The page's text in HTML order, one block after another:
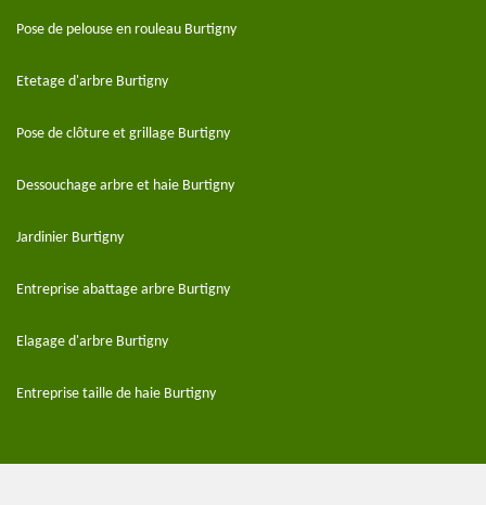
Pose de pelouse en rouleau Burtigny
Etetage d'arbre Burtigny
Pose de clôture et grillage Burtigny
Dessouchage arbre et haie Burtigny
Jardinier Burtigny
Entreprise abattage arbre Burtigny
Elagage d'arbre Burtigny
Entreprise taille de haie Burtigny